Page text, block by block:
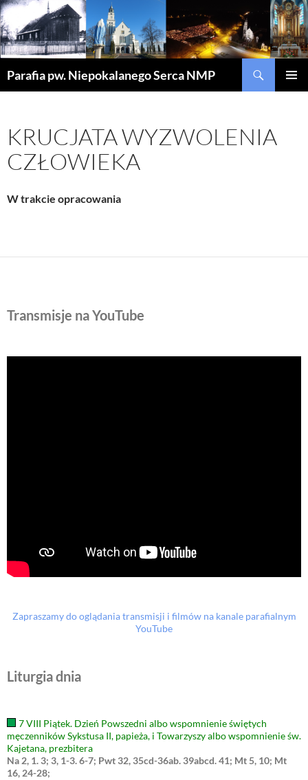
Parafia pw. Niepokalanego Serca NMP
KRUCJATA WYZWOLENIA
CZŁOWIEKA
W trakcie opracowania
Transmisje na YouTube
Zapraszamy do oglądania transmisji i filmów na kanale parafialnym
YouTube
Liturgia dnia
7 VIII Piątek. Dzień Powszedni albo wspomnienie świętych
męczenników Sykstusa II, papieża, i Towarzyszy albo wspomnienie św.
Kajetana, prezbitera
Na 2, 1. 3; 3, 1-3. 6-7; Pwt 32, 35cd-36ab. 39abcd. 41; Mt 5, 10; Mt
16, 24-28;